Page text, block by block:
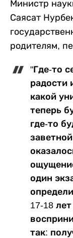
Министр
Саясат
родителям,
"Где-то
радости
какой
теперь
где-то
один
17-18
так: